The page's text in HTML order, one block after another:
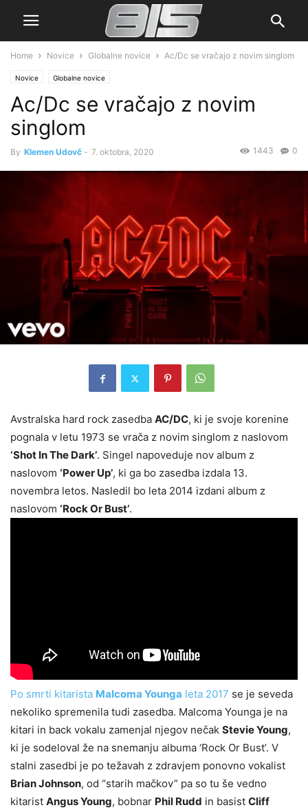
Home Novice Globalne novice Ac/Dc se vračajo z novim singlom
Novice Globalne novice
Ac/Dc se vračajo z novim
singlom
By Klemen Udovč - 7. oktobra, 2020 0
1443
Avstralska hard rock zasedba AC/DC, ki je svoje korenine
pognala v letu 1973 se vrača z novim singlom z naslovom
‘Shot In The Dark’. Singel napoveduje nov album z
naslovom ‘Power Up’, ki ga bo zasedba izdala 13.
novembra letos. Nasledil bo leta 2014 izdani album z
naslovom ‘Rock Or Bust’.
Po smrti kitarista Malcoma Younga leta 2017 se je seveda
nekoliko spremenila tudi zasedba. Malcoma Younga je na
kitari in back vokalu zamenjal njegov nečak Stevie Young,
ki je sodeloval že na snemanju albuma ‘Rock Or Bust’. V
stalni zasedbi je po težavah z zdravjem ponovno vokalist
Brian Johnson, od “starih mačkov” pa so tu še vedno
kitarist Angus Young, bobnar Phil Rudd in basist Cliff